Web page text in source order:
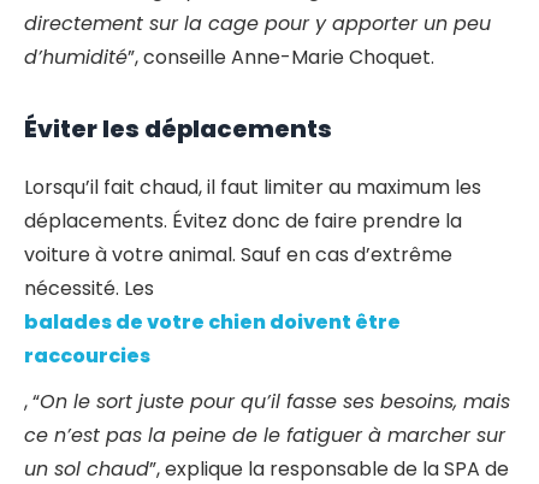
directement sur la cage pour y apporter un peu
d’humidité”, conseille Anne-Marie Choquet.
Éviter les déplacements
Lorsqu’il fait chaud, il faut limiter au maximum les
déplacements. Évitez donc de faire prendre la
voiture à votre animal. Sauf en cas d’extrême
nécessité. Les
balades de votre chien doivent être
raccourcies
, “On le sort juste pour qu’il fasse ses besoins, mais
ce n’est pas la peine de le fatiguer à marcher sur
un sol chaud”, explique la responsable de la SPA de